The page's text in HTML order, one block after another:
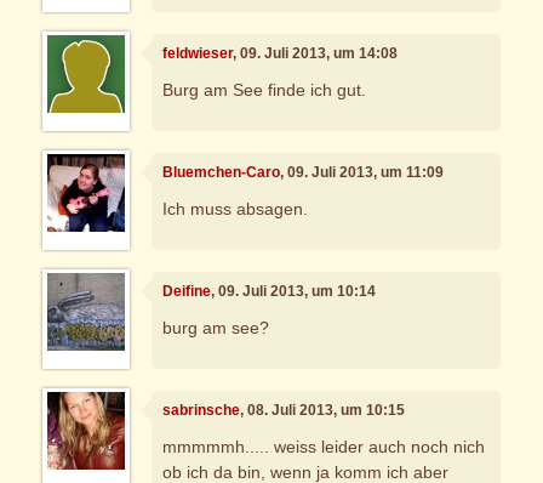
feldwieser, 09. Juli 2013, um 14:08
Burg am See finde ich gut.
Bluemchen-Caro, 09. Juli 2013, um 11:09
Ich muss absagen.
Deifine, 09. Juli 2013, um 10:14
burg am see?
sabrinsche, 08. Juli 2013, um 10:15
mmmmmh..... weiss leider auch noch nich
ob ich da bin, wenn ja komm ich aber